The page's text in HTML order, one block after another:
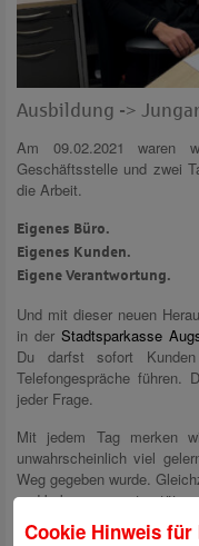
Ausbildung ->
Am 09.02.2021 waren
Geschäftsstelle und zwei
die Arbeit.
Eigenes Büro.
Eigenes Kunden.
Eigene Verantwortung.
Und mit dieser neuen
in der Stadtsparkasse
Du darfst sofort
Telefongespräche
jeder Frage.
Mit jedem Tag merken
unwahrscheinlich viel
Weg gegeben wurde.
und bekommen
Ob Theorie Wissen oder
Cookie Hinweis für